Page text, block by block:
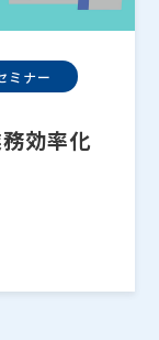
ミナー
効率化